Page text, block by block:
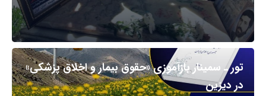
تور ـ سمینار بازآموزی «حقوق بیمار و اخلاق پزشکی»
در دیزین